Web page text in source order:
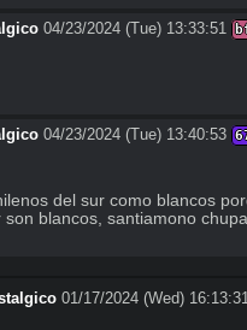
04/23/2024 (Tue) 13:33:51
04/23/2024 (Tue) 13:40:53
del sur como blancos
son blancos, santiamono
01/17/2024 (Wed)